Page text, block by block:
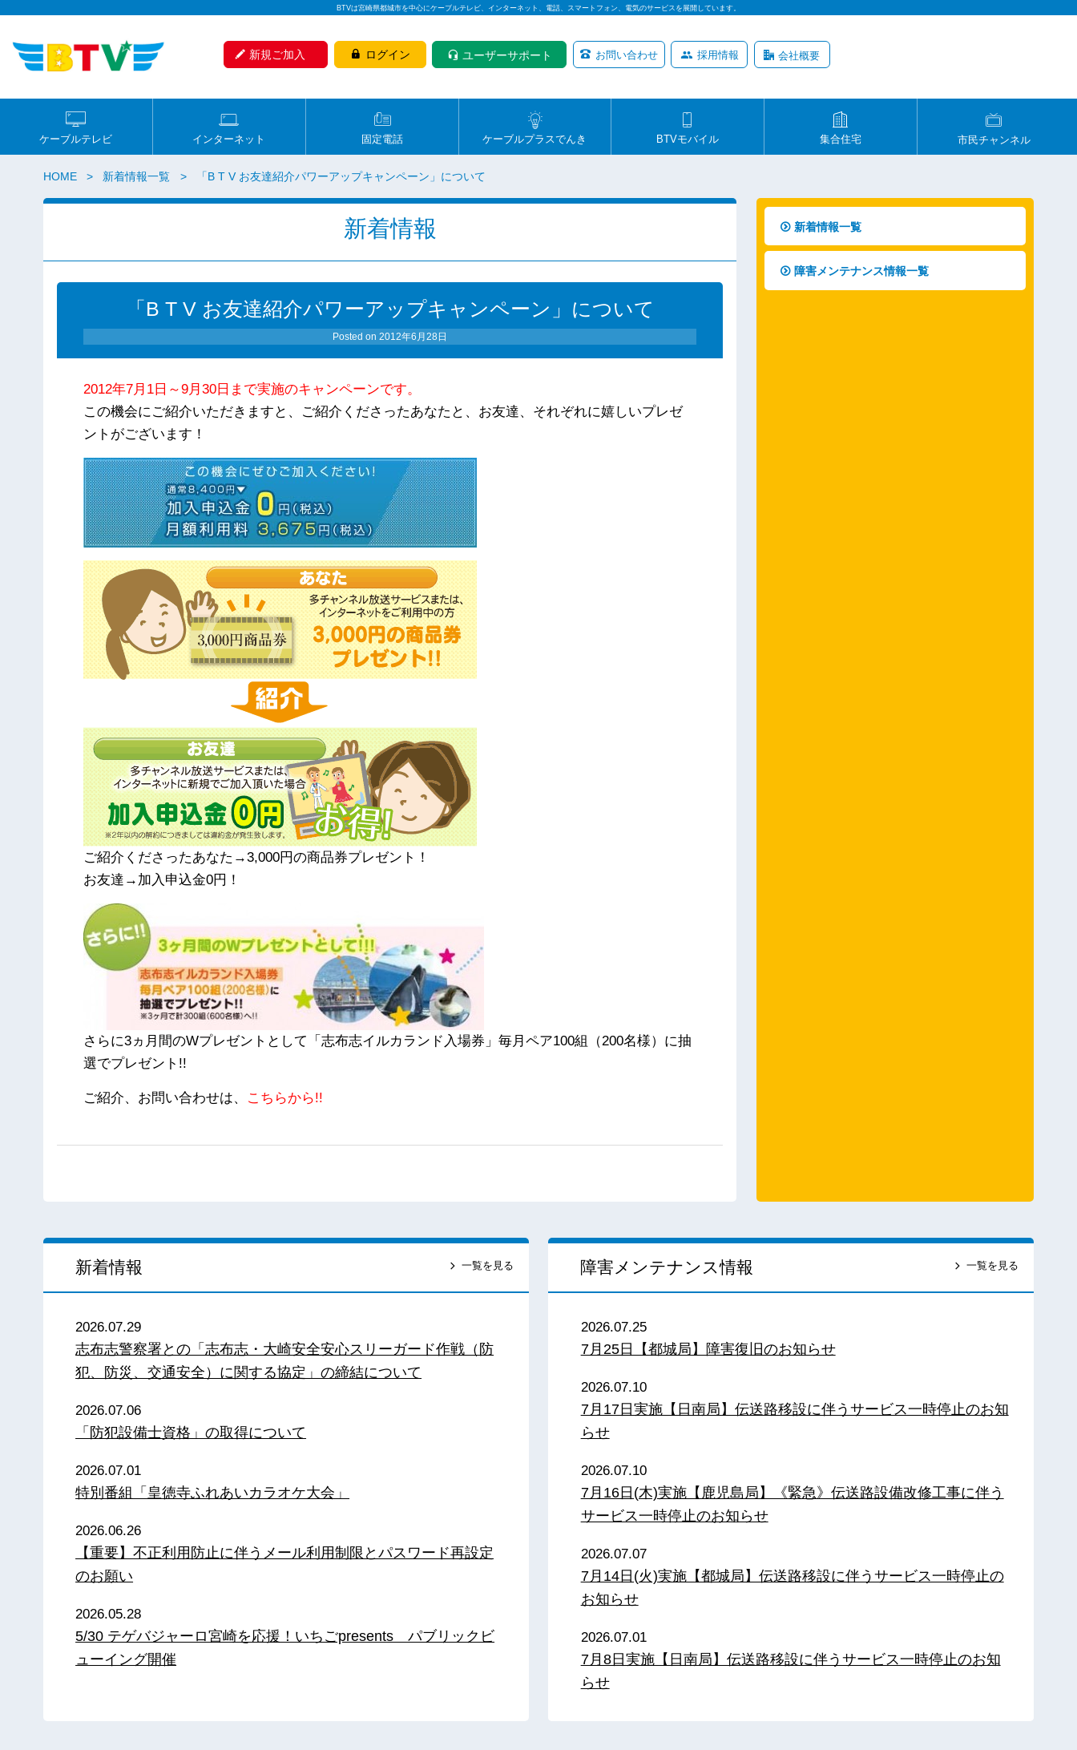
BTVは宮崎県都城市を中心にケーブルテレビ、インターネット、電話、スマートフォン、電気のサービスを展開しています。
新規ご加入 ログイン ユーザーサポート お問い合わせ 採用情報 会社概要
ケーブルテレビ インターネット 固定電話 ケーブルプラスでんき BTVモバイル 集合住宅 市民チャンネル
HOME 新着情報一覧 「B T V お友達紹介パワーアップキャンペーン」について
新着情報
「B T V お友達紹介パワーアップキャンペーン」について
Posted on2012年6月28日
2012年7月1日～9月30日まで実施のキャンペーンです。
この機会にご紹介いただきますと、ご紹介くださったあなたと、お友達、それぞれに嬉しいプレゼ
ントがございます！
ご紹介くださったあなた→3,000円の商品券プレゼント！
お友達→加入申込金0円！
さらに3ヵ月間のWプレゼントとして「志布志イルカランド入場券」毎月ペア100組（200名様）に抽
選でプレゼント!!
ご紹介、お問い合わせは、 こちらから!!
新着情報一覧
障害メンテナンス情報一覧
新着情報 一覧を見る
2026.07.29
志布志警察署との「志布志・大崎安全安心スリーガード作戦（防
犯、防災、交通安全）に関する協定」の締結について
2026.07.06
「防犯設備士資格」の取得について
2026.07.01
特別番組「皇徳寺ふれあいカラオケ大会」
2026.06.26
【重要】不正利用防止に伴うメール利用制限とパスワード再設定
のお願い
2026.05.28
5/30 テゲバジャーロ宮崎を応援！いちごpresents パブリックビ
ューイング開催
障害メンテナンス情報 一覧を見る
2026.07.25
7月25日【都城局】障害復旧のお知らせ
2026.07.10
7月17日実施【日南局】伝送路移設に伴うサービス一時停止のお知
らせ
2026.07.10
7月16日(木)実施【鹿児島局】《緊急》伝送路設備改修工事に伴う
サービス一時停止のお知らせ
2026.07.07
7月14日(火)実施【都城局】伝送路移設に伴うサービス一時停止の
お知らせ
2026.07.01
7月8日実施【日南局】伝送路移設に伴うサービス一時停止のお知
らせ